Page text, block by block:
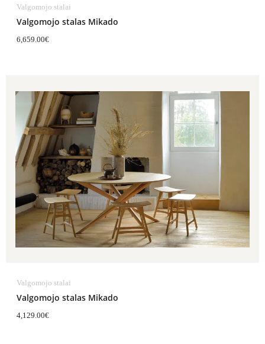
Valgomojo stalai
Valgomojo stalas Mikado
6,659.00€
Valgomojo stalai
Valgomojo stalas Mikado
4,129.00€